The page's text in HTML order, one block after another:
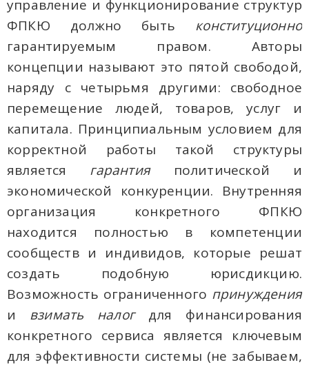
управление и функционирование структур
ФПКЮ должно быть конституционно
гарантируемым правом. Авторы
концепции называют это пятой свободой,
наряду с четырьмя другими: свободное
перемещение людей, товаров, услуг и
капитала. Принципиальным условием для
корректной работы такой структуры
является гарантияполитической и
экономической конкуренции. Внутренняя
организация конкретного ФПКЮ
находится полностью в компетенции
сообществ и индивидов, которые решат
создать подобную юрисдикцию.
Возможность ограниченного принуждения
и взимать налогдля финансирования
конкретного сервиса является ключевым
для эффективности системы (не забываем,